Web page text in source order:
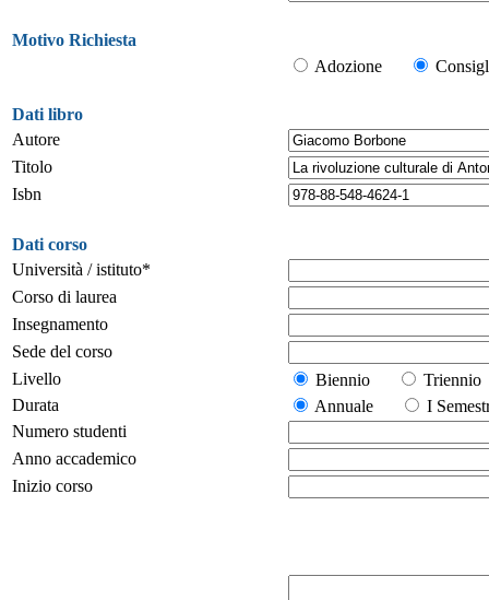
Motivo Richiesta
Adozione
Dati libro
Autore
Titolo
Isbn
Dati corso
Università / istituto*
Corso di laurea
Insegnamento
Sede del corso
Livello
Biennio
Durata
Annuale
I
Numero studenti
Anno accademico
Inizio corso